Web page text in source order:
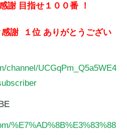
謝 目指せ１００番 ！
謝 １位 ありがとうござい
channel/UCGqPm_Q5a5WE4
%E7%AD%8B%E3%83%88